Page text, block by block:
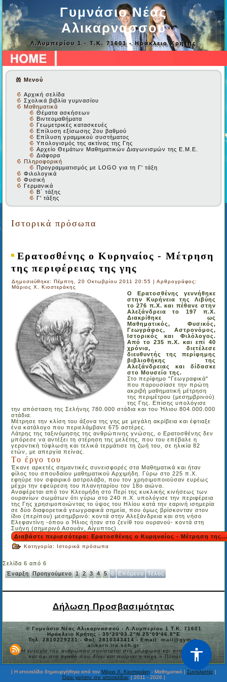
Γυμνάσιο Νέας
Αλικαρνασσού
Λ.Λυμπερίου 1 - Τ.Κ. 71601 - Ηράκλειο Κρήτης
Μενού
Αρχική σελίδα
Σχολικά βιβλία γυμνασίου
Μαθηματικά
Θέματα ασκήσεων
Βιντεομαθήματα
Γεωμετρικές κατασκευές
Επίλυση εξίσωσης 2ου βαθμού
Επίλυση γραμμικού συστήματος
Υπολογισμός της ακτίνας της Γης
Αρχείο Θεμάτων Μαθηματικών Διαγωνισμών της Ε.Μ.Ε.
Διάφορα
Πληροφορική
Προγραμματισμός με LOGO για τη Γ' τάξη
Φιλολογικά
Φυσική
Γερμανικά
Β΄ τάξης
Γ' τάξης
Ιστορικά πρόσωπα
Ερατοσθένης ο Κυρηναίος - Μέτρηση
της περιφέρειας της γης
Δημοσιεύθηκε: Πέμπτη, 20 Οκτωβρίου 2011 20:55|Αρθρογράφος:
Μάριος Χ. Κιοστεράκης
Ο Ερατοσθένης γεννήθηκε
στην Κυρήνεια της Λιβύης
το 276 π.Χ. και πέθανε στην
Αλεξάνδρεια το 197 π.Χ.
Διακρίθηκε ως
Μαθηματικός, Φυσικός,
Γεωγράφος, Αστρονόμος,
Ιστορικός και Φιλόλογος.
Από το 235 π.Χ. και επί 40
χρόνια, διετέλεσε
διευθυντής της περίφημης
βιβλιοθήκης της
Αλεξάνδρειας και δίδασκε
στο Μουσείο της.
Στο περίφημο "Γεωγραφικά"
που παρουσίασε την πρώτη
ακριβή μαθηματική μέτρηση
της περιμέτρου (μεσημβρινού)
της Γης. Επίσης υπολόγισε
την απόσταση της Σελήνης 780.000 στάδια και του Ήλιου 804.000.000
στάδια.
Μέτρησε την κλίση του άξονα της γης με μεγάλη ακρίβεια και έφτιαξε
ένα κατάλογο που περιελάμβανε 675 αστέρες.
Λάτρης της ταξινόμησης της ανθρώπινης γνώσης, ο Ερατοσθένης δεν
μπόρεσε να αντέξει τη στέρηση της μελέτης, που του επέβαλε η
γεροντική τύφλωση και τελικά τερμάτισε τη ζωή του, σε ηλικία 82
ετών, με απεργία πείνας.
Το έργο του
Έκανε αρκετές σημαντικές συνεισφορές στα Μαθηματικά και ήταν
φίλος του σπουδαίου μαθηματικού Αρχιμήδη. Γύρω στο 225 π.Χ.
εφηύρε τον σφαιρικό αστρολάβο, που τον χρησιμοποιούσαν ευρέως
μέχρι την εφεύρεση του πλανηταρίου τον 18ο αιώνα.
Αναφέρεται από τον Κλεομήδη στο Περί της κυκλικής κινήσεως των
ουρανίων σωμάτων ότι γύρω στο 240 π.Χ. υπολόγισε την περιφέρεια
της Γης χρησιμοποιώντας το ύψος του Ηλίου κατά την εαρινή ισημερία
σε δύο διαφορετικά γεωγραφικά σημεία, που όμως βρίσκονταν στον
ίδιο (περίπου) μεσημβρινό: κοντά στην Αλεξάνδρεια και στη νήσο
Ελεφαντίνη -όπου ο Ήλιος ήταν στο ζενίθ του ουρανού- κοντά στη
Συήνη (σημερινό Ασουάν, Αίγυπτος).
Διαβάστε περισσότερα: Ερατοσθένης ο Κυρηναίος - Μέτρηση
Κατηγορία: Ιστορικά πρόσωπα
Σελίδα 6 από 6
Έναρξη Προηγούμενο 1 2 3 4 5 6 Επόμενο Τέλος
Δήλωση Προσβασιμότητας
© Γυμνάσιο Νέας Αλικαρνασσού - Λ.Λυμπερίου 1 Τ.Κ. 71601
Ηράκλειο Κρήτης - 35°20'03.2"N 25°09'46.8"E
Τηλ. 2810229231 - Φαξ: 2810343414 - Email: mail@gym-n-
alikarn.ira.sch.gr
«Η ευτυχία του ανθρώπου συνίσταται στη μόρφωση και στην παιδεία,
και όχι στα αγαθά που δίνει και παίρνει η τύχη.» Πλούταρχος
| Η ιστοσελίδα δημιουργήθηκε από τον Μάριο Χ. Κιοστεράκη - Μαθηματικό | Συντελεστές |
Όροι χρήσης της ιστοσελίδας | 2011 - 2026 |